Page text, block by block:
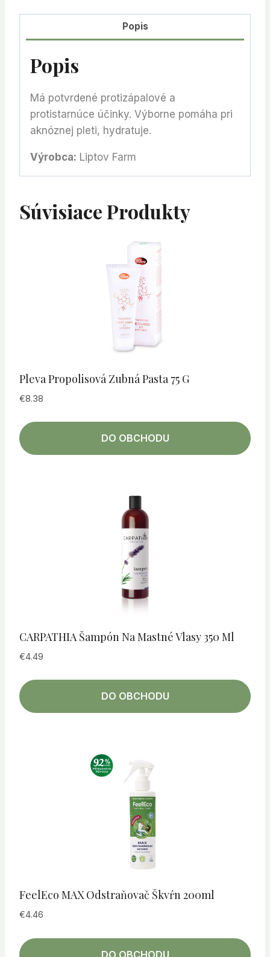
Popis
Popis
Má potvrdené protizápalové a
protistarnúce účinky. Výborne pomáha pri
aknóznej pleti, hydratuje.
Výrobca: Liptov Farm
Súvisiace Produkty
Pleva Propolisová Zubná Pasta 75 G
€8.38
DO OBCHODU
CARPATHIA Šampón Na Mastné Vlasy 350 Ml
€4.49
DO OBCHODU
FeelEco MAX Odstraňovač Škvŕn 200ml
€4.46
DO OBCHODU